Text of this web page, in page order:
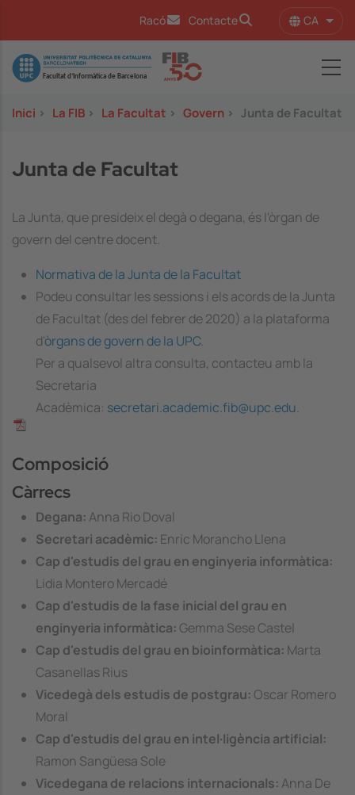
Racó Contacte CA
Image
Inici > La FIB > La Facultat > Govern > Junta de Facultat
Junta de Facultat
La Junta, que presideix el degà o degana, és l'òrgan de
govern del centre docent.
Normativa de la Junta de la Facultat
Podeu consultar les sessions i els acords de la Junta
de Facultat (des del febrer de 2020) a la plataforma
d'òrgans de govern de la UPC.
Per a qualsevol altra consulta, contacteu amb la
Secretaria
Acadèmica: secretari.academic.fib@upc.edu.
Image
Composició
Càrrecs
Degana: Anna Rio Doval
Secretari acadèmic: Enric Morancho Llena
Cap d'estudis del grau en enginyeria informàtica:
Lidia Montero Mercadé
Cap d'estudis de la fase inicial del grau en
enginyeria informàtica: Gemma Sese Castel
Cap d'estudis del grau en bioinformàtica: Marta
Casanellas Rius
Vicedegà dels estudis de postgrau: Oscar Romero
Moral
Cap d'estudis del grau en intel·ligència artificial:
Ramon Sangüesa Sole
Vicedegana de relacions internacionals: Anna De